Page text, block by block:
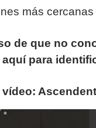
más
de que no
aquí para
vídeo: